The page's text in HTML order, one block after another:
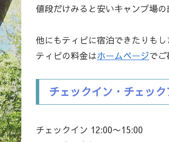
値段だけみると安いキャンプ場の
他にもティピに宿泊できたりもし
ティピの料金はホームページで
チェックイン・チェッ
チェックイン 12:00〜15:00